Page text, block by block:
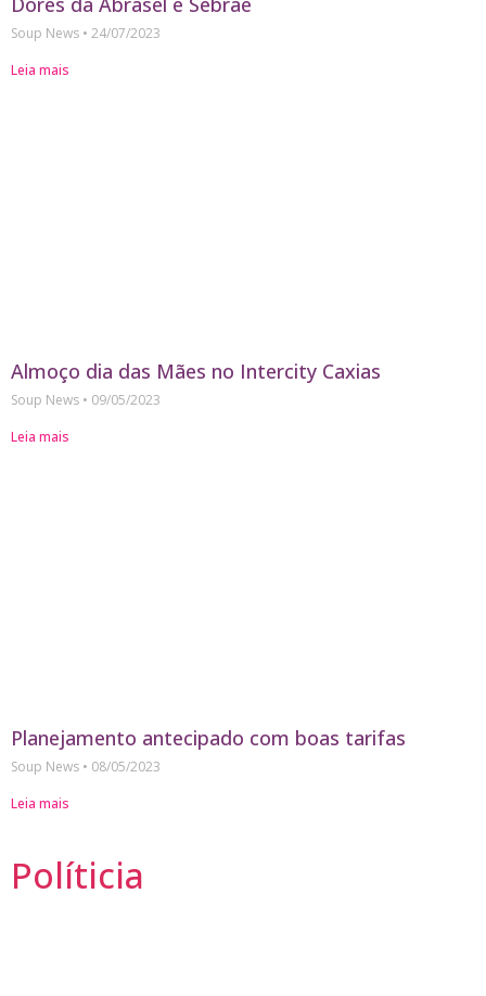
Soup News
24/07/2023
Leia mais
Almoço dia das Mães no Intercity Caxias
Soup News
09/05/2023
Leia mais
Planejamento antecipado com boas tarifas
Soup News
08/05/2023
Leia mais
Políticia